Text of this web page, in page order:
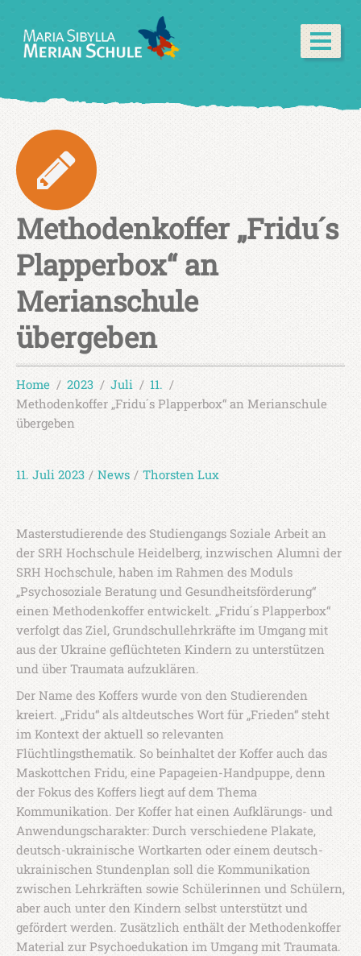
Methodenkoffer „Fridu´s
Plapperbox“ an
Merianschule
übergeben
Home 2023 Juli
11.
Methodenkoffer „Fridu´s Plapperbox“ an Merianschule
übergeben
11. Juli 2023 / News / Thorsten Lux
Masterstudierende des Studiengangs Soziale Arbeit an
der SRH Hochschule Heidelberg, inzwischen Alumni der
SRH Hochschule, haben im Rahmen des Moduls
„Psychosoziale Beratung und Gesundheitsförderung“
einen Methodenkoffer entwickelt. „Fridu´s Plapperbox“
verfolgt das Ziel, Grundschullehrkräfte im Umgang mit
aus der Ukraine geflüchteten Kindern zu unterstützen
und über Traumata aufzuklären.
Der Name des Koffers wurde von den Studierenden
kreiert. „Fridu“ als altdeutsches Wort für „Frieden“ steht
im Kontext der aktuell so relevanten
Flüchtlingsthematik. So beinhaltet der Koffer auch das
Maskottchen Fridu, eine Papageien-Handpuppe, denn
der Fokus des Koffers liegt auf dem Thema
Kommunikation. Der Koffer hat einen Aufklärungs- und
Anwendungscharakter: Durch verschiedene Plakate,
deutsch-ukrainische Wortkarten oder einem deutsch-
ukrainischen Stundenplan soll die Kommunikation
zwischen Lehrkräften sowie Schülerinnen und Schülern,
aber auch unter den Kindern selbst unterstützt und
gefördert werden. Zusätzlich enthält der Methodenkoffer
Material zur Psychoedukation im Umgang mit Traumata.